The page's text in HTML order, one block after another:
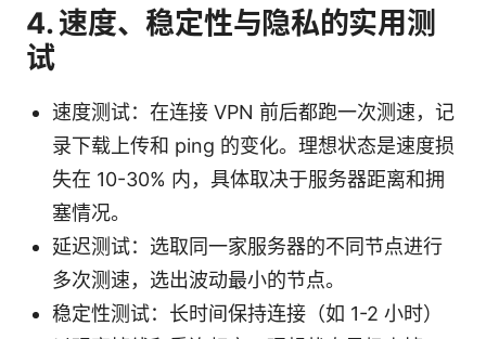
4. 速度、稳定性与隐私的实用测
试
速度测试：在连接 VPN 前后都跑一次测速，记
录下载上传和 ping 的变化。理想状态是速度损
失在 10-30% 内，具体取决于服务器距离和拥
塞情况。
延迟测试：选取同一家服务器的不同节点进行
多次测速，选出波动最小的节点。
稳定性测试：长时间保持连接（如 1-2 小时）